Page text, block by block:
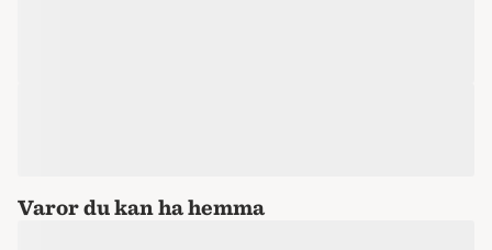
Varor du kan ha hemma